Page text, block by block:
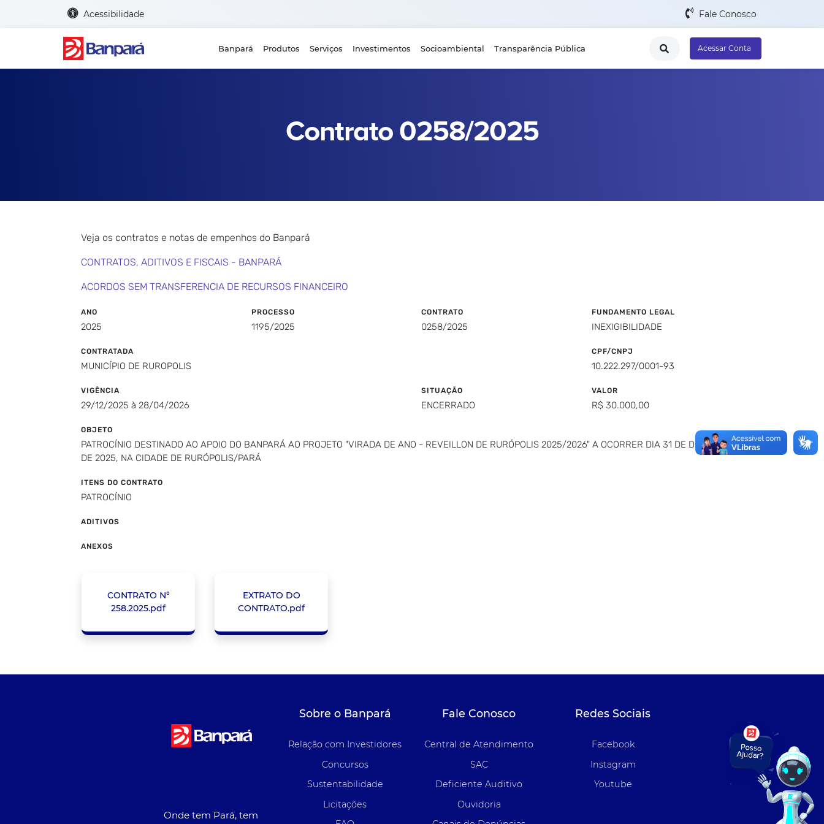
Acessibilidade Fale Conosco
Banpará Produtos Serviços Investimentos Socioambiental Transparência Pública Acessar Conta
Contrato 0258/2025
Veja os contratos e notas de empenhos do Banpará
CONTRATOS, ADITIVOS E FISCAIS - BANPARÁ
ACORDOS SEM TRANSFERENCIA DE RECURSOS FINANCEIRO
ANO
2025
PROCESSO
1195/2025
CONTRATO
0258/2025
FUNDAMENTO LEGAL
INEXIGIBILIDADE
CONTRATADA
MUNICÍPIO DE RUROPOLIS
CPF/CNPJ
10.222.297/0001-93
VIGÊNCIA
29/12/2025 à 28/04/2026
SITUAÇÃO
ENCERRADO
VALOR
R$ 30.000,00
OBJETO
PATROCÍNIO DESTINADO AO APOIO DO BANPARÁ AO PROJETO "VIRADA DE ANO - REVEILLON DE RURÓPOLIS 2025/2026" A OCORRER DIA 31 DE DEZEMBRO
DE 2025, NA CIDADE DE RURÓPOLIS/PARÁ
ITENS DO CONTRATO
PATROCÍNIO
ADITIVOS
ANEXOS
CONTRATO N°
258.2025.pdf
EXTRATO DO
CONTRATO.pdf
Onde tem Pará, tem
Sobre o Banpará
Relação com Investidores
Concursos
Sustentabilidade
Licitações
Fale Conosco
Central de Atendimento
SAC
Deficiente Auditivo
Ouvidoria
Redes Sociais
Facebook
Instagram
Youtube